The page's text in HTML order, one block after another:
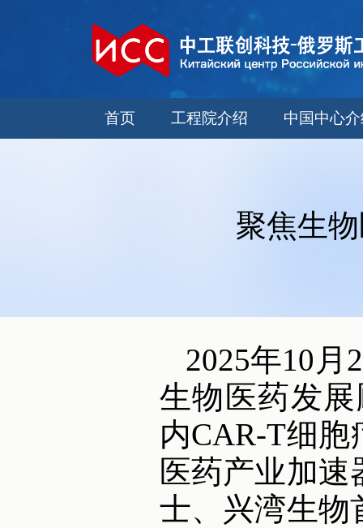
首页 工程院介绍 中国中心
聚焦生
2025年10
生物医药发
内CAR-T细
医药产业加
士、兴湾生物